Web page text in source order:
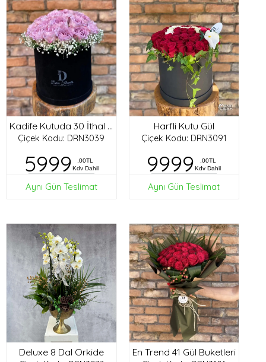
Kadife Kutuda 30 İthal Gül
Çiçek Kodu: DRN3039
5999
,00TL
Kdv Dahil
Aynı Gün Teslimat
Harfli Kutu Gül
Çiçek Kodu: DRN3091
9999
,00TL
Kdv Dahil
Aynı Gün Teslimat
Deluxe 8 Dal Orkide En Trend 41 Gül Buketleri